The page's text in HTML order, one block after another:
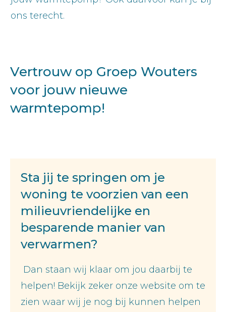
ons terecht.
Vertrouw op Groep Wouters
voor jouw nieuwe
warmtepomp!
Sta jij te springen om je
woning te voorzien van een
milieuvriendelijke en
besparende manier van
verwarmen?
Dan staan wij klaar om jou daarbij te
helpen! Bekijk zeker onze website om te
zien waar wij je nog bij kunnen helpen